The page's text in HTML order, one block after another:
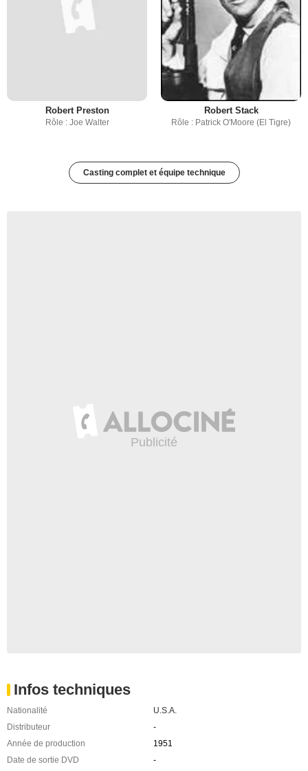
Robert Preston
Rôle : Joe Walter
Robert Stack
Rôle : Patrick O'Moore (El Tigre)
Casting complet et équipe technique
Infos techniques
Nationalité
U.S.A.
Distributeur
-
Année de production
1951
Date de sortie DVD
-